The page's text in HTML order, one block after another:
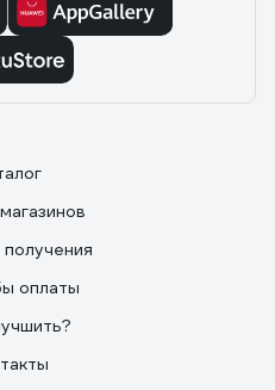
оплаты